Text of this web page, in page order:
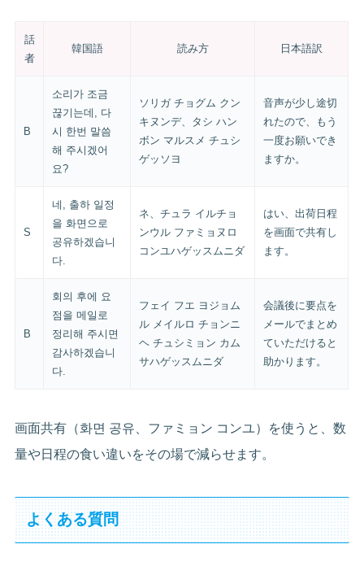
話
者
韓国語 読み方 日本語訳
B
소리가 조금
끊기는데, 다
시 한번 말씀
해 주시겠어
요?
ソリガ チョグム クン
キヌンデ、タシ ハン
ボン マルスメ チュシ
ゲッソヨ
音声が少し途切
れたので、もう
一度お願いでき
ますか。
S
네, 출하 일정
을 화면으로
공유하겠습니
다.
ネ、チュラ イルチョ
ンウル ファミョヌロ
コンユハゲッスムニダ
はい、出荷日程
を画面で共有し
ます。
B
회의 후에 요
점을 메일로
정리해 주시면
감사하겠습니
다.
フェイ フエ ヨジョム
ル メイルロ チョンニ
ヘ チュシミョン カム
サハゲッスムニダ
会議後に要点を
メールでまとめ
ていただけると
助かります。
画面共有（화면 공유、ファミョン コンユ）を使うと、数
量や日程の食い違いをその場で減らせます。
よくある質問